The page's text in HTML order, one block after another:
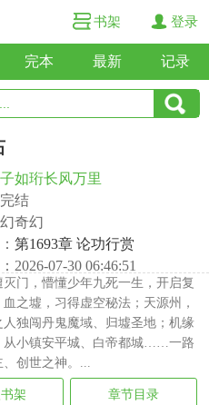
书架 登录
完本 最新 记录
如珩长风万里
结
奇幻
第1693章 论功行赏
2026-07-30 06:46:51
门，懵懂少年九死一生，开启复
之墟，习得虚空秘法；天源州，
独闯丹鬼魔域、归墟圣地；机缘
从小镇安平城、白帝都城……一路
创世之神。...
架 章节目录